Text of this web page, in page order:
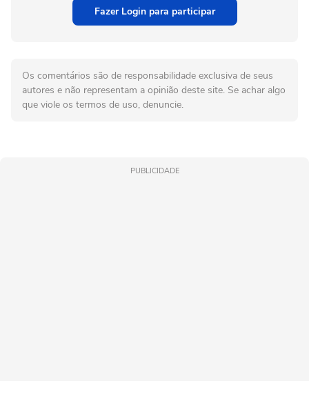
Fazer Login para participar
Os comentários são de responsabilidade exclusiva de seus
autores e não representam a opinião deste site. Se achar algo
que viole os termos de uso, denuncie.
PUBLICIDADE